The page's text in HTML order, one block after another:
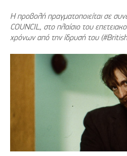
Η προβολή πραγματοποιείται σε
COUNCIL, στο πλαίσιο του
χρόνων από την ίδρυσή του